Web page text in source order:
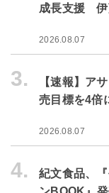
成長支援 伊
2026.08.07
3.
【速報】ア
売目標を4倍
2026.08.07
4.
紀文食品、